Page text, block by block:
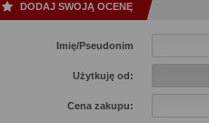
DODAJ SWOJĄ OCENĘ
Imię/Pseudonim
Użytkuję od:
Cena zakupu: